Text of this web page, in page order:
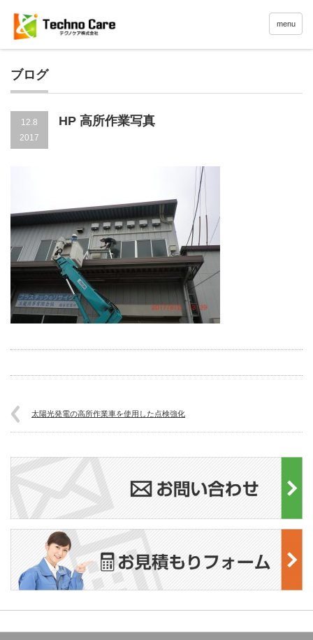
menu
ブログ
12.8
2017
HP 高所作業写真
太陽光発電の高所作業車を使用した点検強化